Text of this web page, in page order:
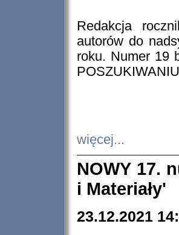
Redakcja
autorów do
roku. Numer 19
więcej...
NOWY 17.
i Materiały'
23.12.2021